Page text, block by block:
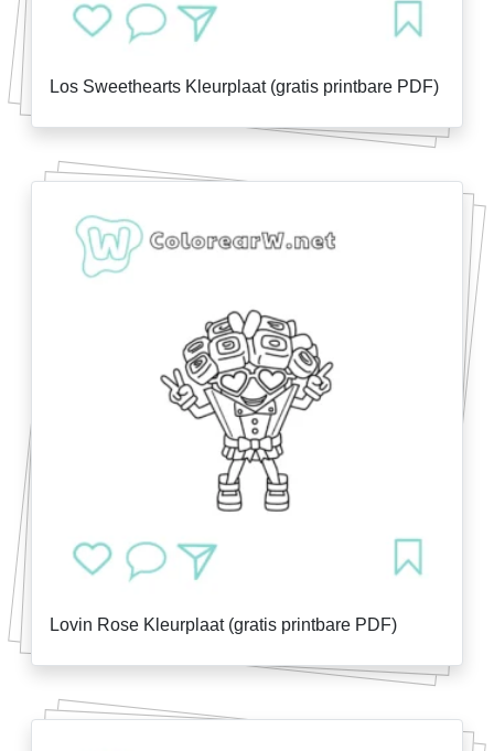
Los Sweethearts Kleurplaat (gratis printbare PDF)
Lovin Rose Kleurplaat (gratis printbare PDF)